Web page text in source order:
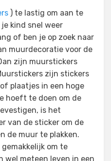
) te lastig om aan te
kind snel weer
of ben je op zoek naar
muurdecoratie voor de
zijn muurstickers
zijn stickers
plaatjes in een hoge
hoeft te doen om de
is het
van de sticker om de
de muur te plakken.
om te
wel meteen leven in een